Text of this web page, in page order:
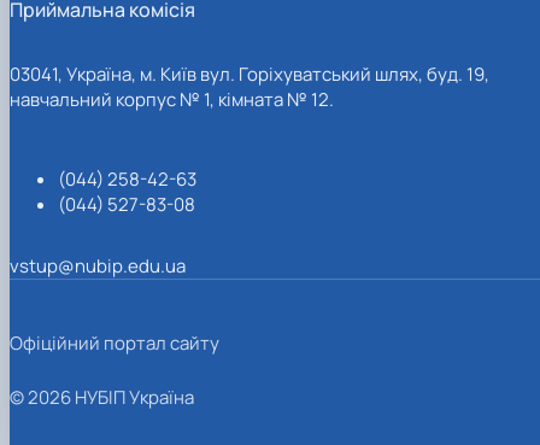
Приймальна комісія
03041, Україна, м. Київ вул. Горіхуватський шлях, буд. 19,
навчальний корпус № 1, кімната № 12.
(044) 258-42-63
(044) 527-83-08
vstup@nubip.edu.ua
Офіційний портал сайту
© 2026 НУБІП Україна